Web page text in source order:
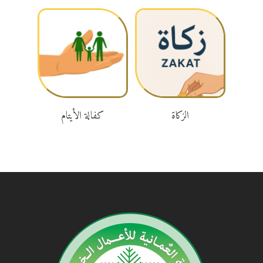
تبرع
الزكاة تبرع
كفالة الأيتام